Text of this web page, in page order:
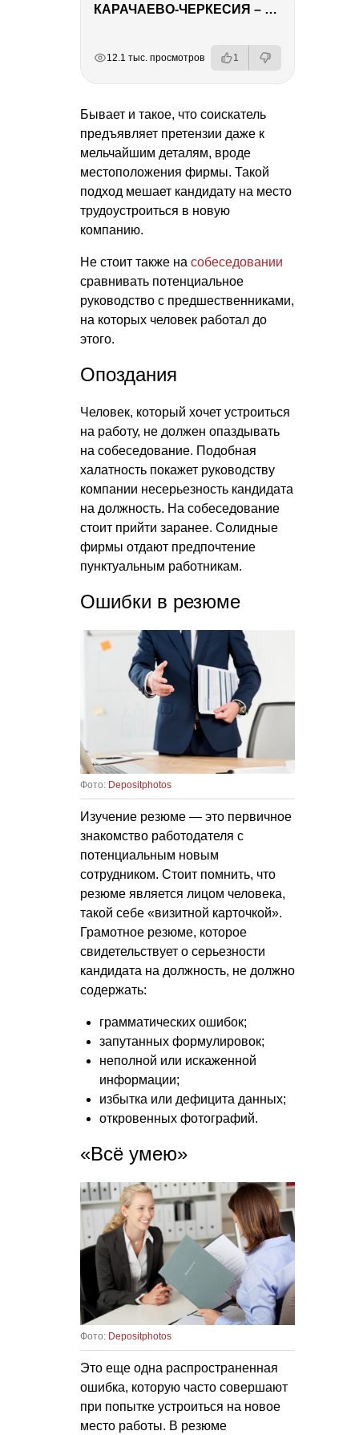
КАРАЧАЕВО-ЧЕРКЕСИЯ – ПУТЕШЕСТВИЕ НА КАВКАЗ часть 2
12.1 тыс. просмотров 1
Бывает и такое, что соискатель
предъявляет претензии даже к
мельчайшим деталям, вроде
местоположения фирмы. Такой
подход мешает кандидату на место
трудоустроиться в новую
компанию.
Не стоит также на собеседовании
сравнивать потенциальное
руководство с предшественниками,
на которых человек работал до
этого.
Опоздания
Человек, который хочет устроиться
на работу, не должен опаздывать
на собеседование. Подобная
халатность покажет руководству
компании несерьезность кандидата
на должность. На собеседование
стоит прийти заранее. Солидные
фирмы отдают предпочтение
пунктуальным работникам.
Ошибки в резюме
Фото: Depositphotos
Изучение резюме — это первичное
знакомство работодателя с
потенциальным новым
сотрудником. Стоит помнить, что
резюме является лицом человека,
такой себе «визитной карточкой».
Грамотное резюме, которое
свидетельствует о серьезности
кандидата на должность, не должно
содержать:
грамматических ошибок;
запутанных формулировок;
неполной или искаженной
информации;
избытка или дефицита данных;
откровенных фотографий.
«Всё умею»
Фото: Depositphotos
Это еще одна распространенная
ошибка, которую часто совершают
при попытке устроиться на новое
место работы. В резюме